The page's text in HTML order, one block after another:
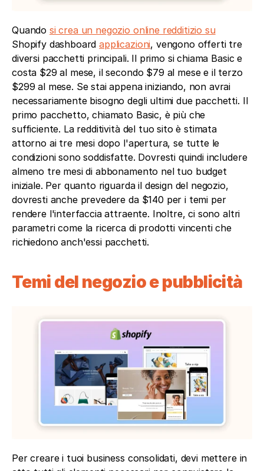
Quando si crea un negozio online redditizio su
Shopify dashboard applicazioni, vengono offerti tre
diversi pacchetti principali. Il primo si chiama Basic e
costa $29 al mese, il secondo $79 al mese e il terzo
$299 al mese. Se stai appena iniziando, non avrai
necessariamente bisogno degli ultimi due pacchetti. Il
primo pacchetto, chiamato Basic, è più che
sufficiente. La redditività del tuo sito è stimata
attorno ai tre mesi dopo l'apertura, se tutte le
condizioni sono soddisfatte. Dovresti quindi includere
almeno tre mesi di abbonamento nel tuo budget
iniziale. Per quanto riguarda il design del negozio,
dovresti anche prevedere da $140 per i temi per
rendere l'interfaccia attraente. Inoltre, ci sono altri
parametri come la ricerca di prodotti vincenti che
richiedono anch'essi pacchetti.
Temi del negozio e pubblicità
Per creare i tuoi business consolidati, devi mettere in